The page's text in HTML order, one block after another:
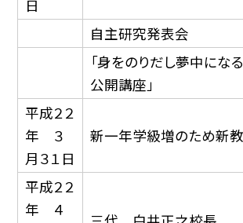
日
自主研究発表会
「身をのりだし夢中にな
公開講座」
平成２２
年 ３
月３１日
新一年学級増のため新
平成２２
年 ４